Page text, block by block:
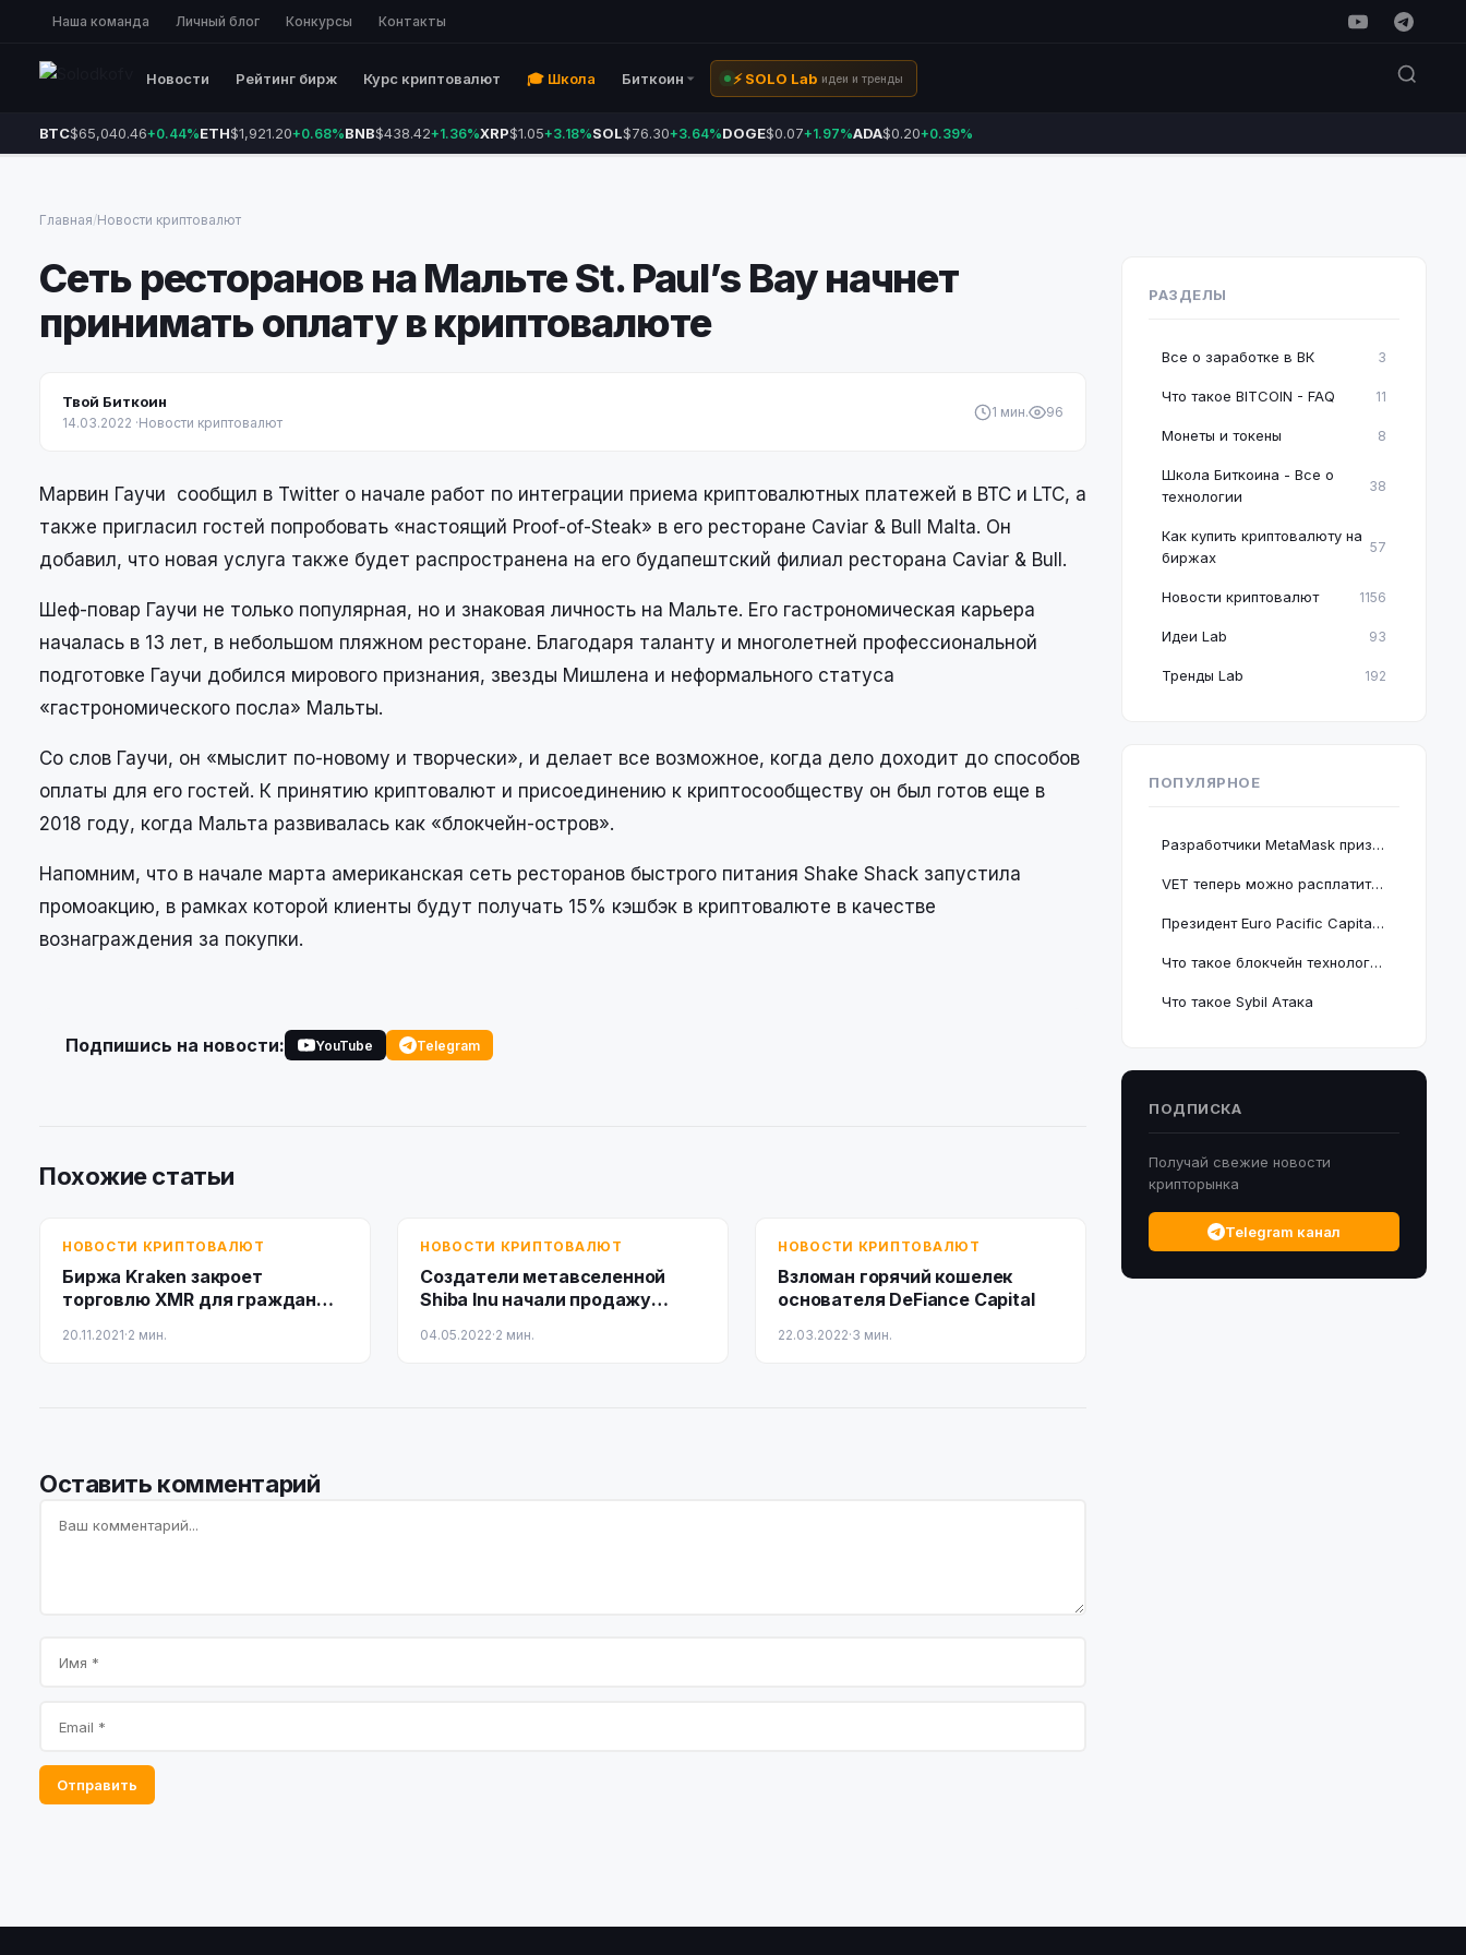
Наша команда Личный блог Конкурсы Контакты
Новости Рейтинг бирж Курс криптовалют 🎓 Школа Биткоин ⚡ SOLO Lab идеи и тренды
BTC$65,040.46+0.44%ETH$1,921.20+0.68%BNB$438.42+1.36%XRP$1.05+3.18%SOL$76.30+3.64%DOGE$0.07+1.97%ADA$0.20+0.39%
Главная/Новости криптовалют
Сеть ресторанов на Мальте St. Paul’s Bay начнет
принимать оплату в криптовалюте
Твой Биткоин
14.03.2022 ·Новости криптовалют
1 мин. 96
Марвин Гаучи сообщил в Twitter о начале работ по интеграции приема криптовалютных платежей в BTC и LTC, а
также пригласил гостей попробовать «настоящий Proof-of-Steak» в его ресторане Caviar & Bull Malta. Он
добавил, что новая услуга также будет распространена на его будапештский филиал ресторана Caviar & Bull.
Шеф-повар Гаучи не только популярная, но и знаковая личность на Мальте. Его гастрономическая карьера
началась в 13 лет, в небольшом пляжном ресторане. Благодаря таланту и многолетней профессиональной
подготовке Гаучи добился мирового признания, звезды Мишлена и неформального статуса
«гастрономического посла» Мальты.
Со слов Гаучи, он «мыслит по-новому и творчески», и делает все возможное, когда дело доходит до способов
оплаты для его гостей. К принятию криптовалют и присоединению к криптосообществу он был готов еще в
2018 году, когда Мальта развивалась как «блокчейн-остров».
Напомним, что в начале марта американская сеть ресторанов быстрого питания Shake Shack запустила
промоакцию, в рамках которой клиенты будут получать 15% кэшбэк в криптовалюте в качестве
вознаграждения за покупки.
Подпишись на новости: YouTube Telegram
Похожие статьи
НОВОСТИ КРИПТОВАЛЮТ
Биржа Kraken закроет
торговлю XMR для граждан
20.11.2021·2 мин.
НОВОСТИ КРИПТОВАЛЮТ
Создатели метавселенной
Shiba Inu начали продажу
04.05.2022·2 мин.
НОВОСТИ КРИПТОВАЛЮТ
Взломан горячий кошелек
основателя DeFiance Capital
22.03.2022·3 мин.
Оставить комментарий
Отправить
РАЗДЕЛЫ
Все о заработке в ВК 3
Что такое BITCOIN - FAQ 11
Монеты и токены 8
Школа Биткоина - Все о
технологии
38
Как купить криптовалюту на
биржах
57
Новости криптовалют 1156
Идеи Lab 93
Тренды Lab 192
ПОПУЛЯРНОЕ
Разработчики MetaMask призвали пользователей срочно обновить браузер Google Chrome
VET теперь можно расплатиться в 2 миллионах магазинов, проект подключается к BNB Chain
Президент Euro Pacific Capital заявил, что крах криптовалютного рынка полезен для экономики
Что такое блокчейн технология: принцип работы и краткое руководство
Что такое Sybil Атака
ПОДПИСКА
Получай свежие новости
крипторынка
Telegram канал